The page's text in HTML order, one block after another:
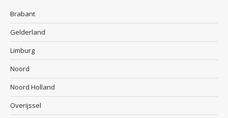
Brabant
Gelderland
Limburg
Noord
Noord Holland
Overijssel